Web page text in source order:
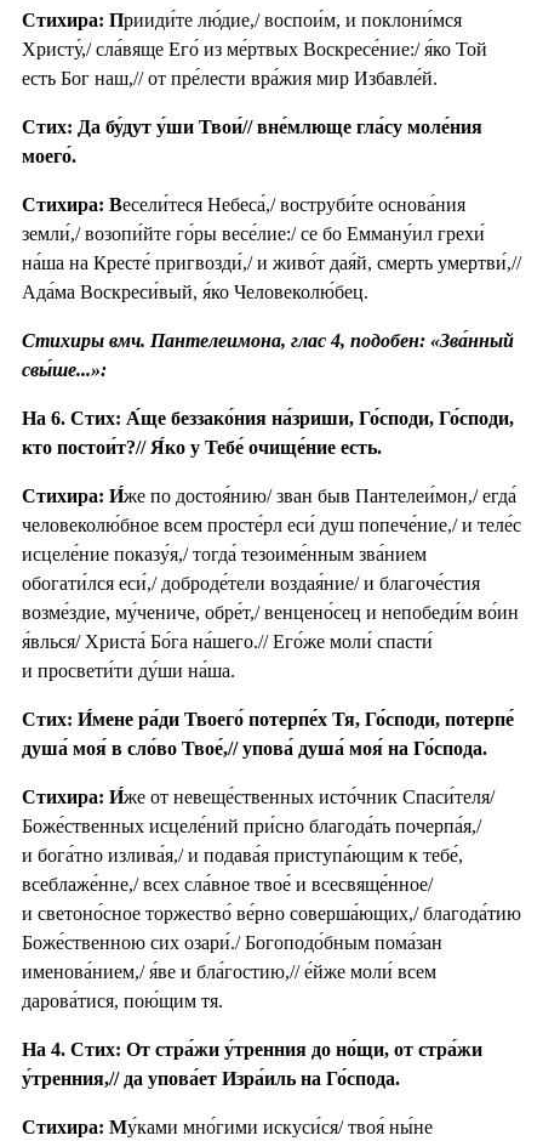
Стихира: Прииди́те лю́дие,/ воспои́м, и поклони́мся
Христу́,/ сла́вяще Его́ из ме́ртвых Воскресе́ние:/ я́ко Той
есть Бог наш,// от пре́лести вра́жия мир Избавле́й.
Стих: Да бу́дут у́ши Твои́// вне́млюще гла́су моле́ния
моего́.
Стихира: Весели́теся Небеса́,/ воструби́те основа́ния
земли́,/ возопи́йте го́ры весе́лие:/ се бо Емману́ил грехи́
на́ша на Кресте́ пригвозди́,/ и живо́т дая́й, смерть умертви́,//
Ада́ма Воскреси́вый, я́ко Человеколю́бец.
Стихиры вмч. Пантелеимона, глас 4, подобен: «Зва́нный
свы́ше...»:
На 6. Стих: А́ще беззако́ния на́зриши, Го́споди, Го́споди,
кто постои́т?// Я́ко у Тебе́ очище́ние есть.
Стихира: И́же по достоя́нию/ зван быв Пантелеи́мон,/ егда́
человеколю́бное всем просте́рл еси́ душ попече́ние,/ и теле́с
исцеле́ние показу́я,/ тогда́ тезоиме́нным зва́нием
обогати́лся еси́,/ доброде́тели воздая́ние/ и благоче́стия
возме́здие, му́чениче, обре́т,/ венцено́сец и непобеди́м во́ин
я́влься/ Христа́ Бо́га на́шего.// Его́же моли́ спасти́
и просвети́ти ду́ши на́ша.
Стих: И́мене ра́ди Твоего́ потерпе́х Тя, Го́споди, потерпе́
душа́ моя́ в сло́во Твое́,// упова́ душа́ моя́ на Го́спода.
Стихира: И́же от невеще́ственных исто́чник Спаси́теля/
Боже́ственных исцеле́ний при́сно благода́ть почерпа́я,/
и бога́тно излива́я,/ и подава́я приступа́ющим к тебе́,
всеблаже́нне,/ всех сла́вное твое́ и всесвяще́нное/
и светоно́сное торжество́ ве́рно соверша́ющих,/ благода́тию
Боже́ственною сих озари́./ Богоподо́бным пома́зан
именова́нием,/ я́ве и бла́гостию,// е́йже моли́ всем
дарова́тися, пою́щим тя.
На 4. Стих: От стра́жи у́тренния до но́щи, от стра́жи
у́тренния,// да упова́ет Изра́иль на Го́спода.
Стихира: Му́ками мно́гими искуси́ся/ твоя́ ны́не